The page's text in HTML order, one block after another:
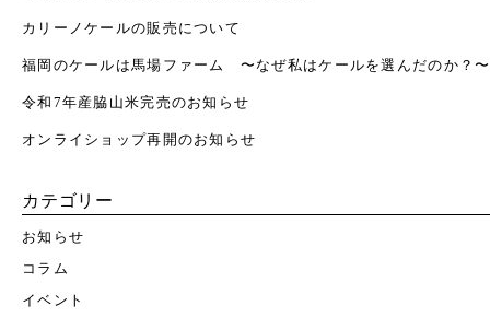
カリーノケールの販売について
福岡のケールは馬場ファーム 〜なぜ私はケールを選んだのか？〜
令和7年産脇山米完売のお知らせ
オンライショップ再開のお知らせ
カテゴリー
お知らせ
コラム
イベント